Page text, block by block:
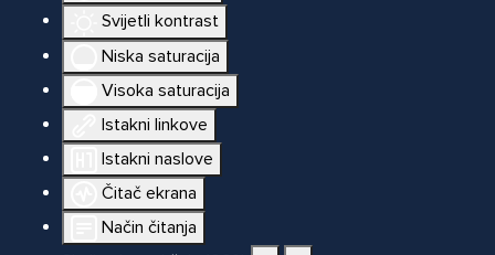
Svijetli kontrast
Niska saturacija
Visoka saturacija
Istakni linkove
Istakni naslove
Čitač ekrana
Način čitanja